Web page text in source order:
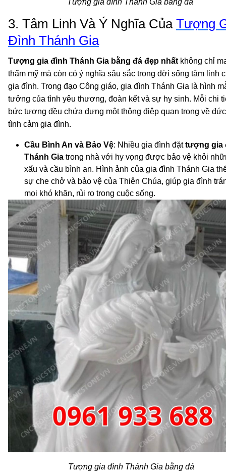
Tượng gia đình Thánh Gia bằng đá
3. Tâm Linh Và Ý Nghĩa Của Tượng
Đình Thánh Gia
Tượng gia đình Thánh Gia bằng đá đẹp nhất không chỉ
thẩm mỹ mà còn có ý nghĩa sâu sắc trong đời sống tâm linh
gia đình. Trong đạo Công giáo, gia đình Thánh Gia là hình
tưởng của tình yêu thương, đoàn kết và sự hy sinh. Mỗi chi
bức tượng đều chứa đựng một thông điệp quan trọng về
tình cảm gia đình.
Cầu Bình An và Bảo Vệ: Nhiều gia đình đặttượng gia
Thánh Gia trong nhà với hy vọng được bảo vệ khỏi
xấu và cầu bình an. Hình ảnh của gia đình Thánh Gia
sự che chở và bảo vệ của Thiên Chúa, giúp gia đình
mọi khó khăn, rủi ro trong cuộc sống.
Tượng gia đình Thánh Gia bằng đá